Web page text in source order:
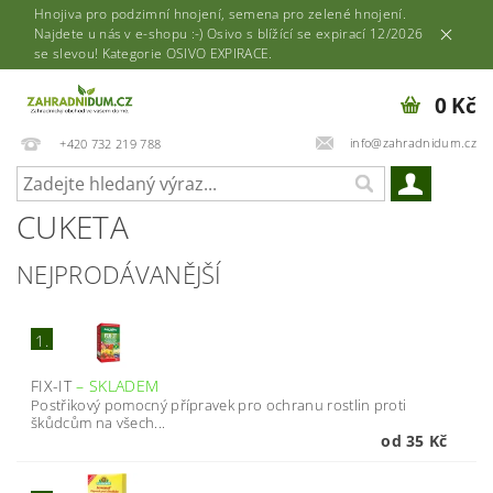
Hnojiva pro podzimní hnojení, semena pro zelené hnojení.
Najdete u nás v e-shopu :-) Osivo s blížící se expirací 12/2026
se slevou! Kategorie OSIVO EXPIRACE.
+420 732 219 788 info@zahradnidum.cz
0 Kč
CUKETA
NEJPRODÁVANĚJŠÍ
1.
FIX-IT– SKLADEM
Postřikový pomocný přípravek pro ochranu rostlin proti
škůdcům na všech...
od 35 Kč